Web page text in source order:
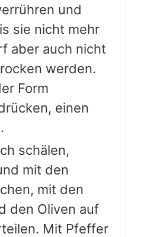
und
sie nicht mehr
aber auch nicht
werden.
Form
einen
schälen,
mit den
mit den
den Oliven auf
Mit Pfeffer